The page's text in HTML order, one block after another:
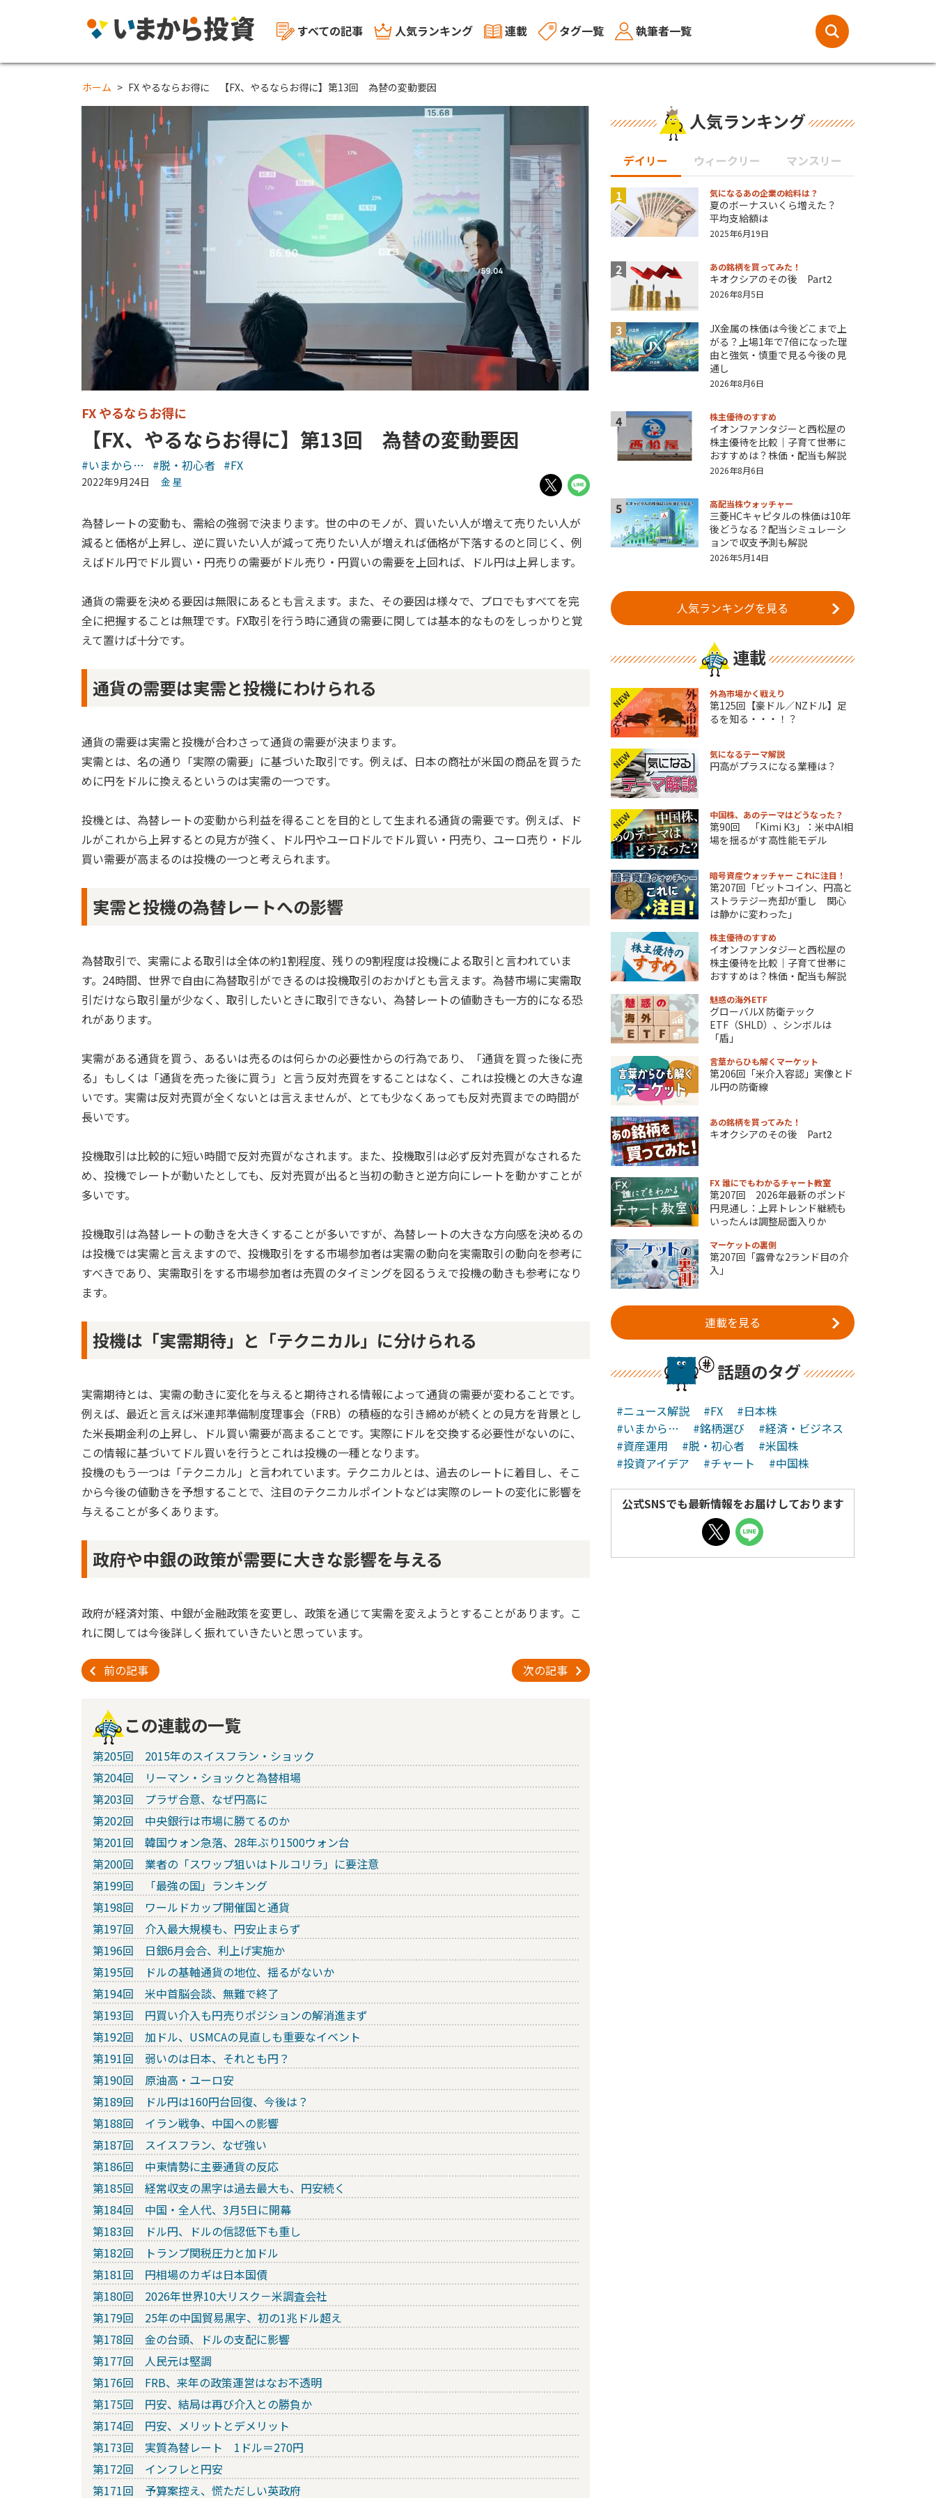
すべての記事 人気ランキング 連載 タグ一覧 執筆者一覧
ホーム FX やるならお得に 【FX、やるならお得に】第13回 為替の変動要因
FX やるならお得に
【FX、やるならお得に】第13回 為替の変動要因
#いまから… #脱・初心者 #FX
2022年9月24日 金 星
為替レートの変動も、需給の強弱で決まります。世の中のモノが、買いたい人が増えて売りたい人が
減ると価格が上昇し、逆に買いたい人が減って売りたい人が増えれば価格が下落するのと同じく、例
えばドル円でドル買い・円売りの需要がドル売り・円買いの需要を上回れば、ドル円は上昇します。
通貨の需要を決める要因は無限にあるとも言えます。また、その要因は様々で、プロでもすべてを完
全に把握することは無理です。FX取引を行う時に通貨の需要に関しては基本的なものをしっかりと覚
えて置けば十分です。
通貨の需要は実需と投機にわけられる
通貨の需要は実需と投機が合わさって通貨の需要が決まります。
実需とは、名の通り「実際の需要」に基づいた取引です。例えば、日本の商社が米国の商品を買うた
めに円をドルに換えるというのは実需の一つです。
投機とは、為替レートの変動から利益を得ることを目的として生まれる通貨の需要です。例えば、ド
ルがこれから上昇するとの見方が強く、ドル円やユーロドルでドル買い・円売り、ユーロ売り・ドル
買い需要が高まるのは投機の一つと考えられます。
実需と投機の為替レートへの影響
為替取引で、実需による取引は全体の約1割程度、残りの9割程度は投機による取引と言われていま
す。24時間、世界で自由に為替取引ができるのは投機取引のおかげとも言えます。為替市場に実需取
引だけなら取引量が少なく、取引したいときに取引できない、為替レートの値動きも一方的になる恐
れがあります。
実需がある通貨を買う、あるいは売るのは何らかの必要性からの行為であり、「通貨を買った後に売
る」もしくは「通貨を売った後に買う」と言う反対売買をすることはなく、これは投機との大きな違
いです。実需は反対売買が全くないとは言えませんが、とても少なくあっても反対売買までの時間が
長いです。
投機取引は比較的に短い時間で反対売買がなされます。また、投機取引は必ず反対売買がなされるた
め、投機でレートが動いたとしても、反対売買が出ると当初の動きと逆方向にレートを動かすことが
多いです。
投機取引は為替レートの動きを大きくすることが多いですが、為替レートの大きな方向感を決めるの
は投機では実需と言えますので、投機取引をする市場参加者は実需の動向を実需取引の動向を参考に
すべきであり、実需取引をする市場参加者は売買のタイミングを図るうえで投機の動きも参考になり
ます。
投機は「実需期待」と「テクニカル」に分けられる
実需期待とは、実需の動きに変化を与えると期待される情報によって通貨の需要が変わることです。
例えば、最近と言えば米連邦準備制度理事会（FRB）の積極的な引き締めが続くとの見方を背景とし
た米長期金利の上昇し、ドル買い需要が高まることです。実際にドルを交換する必要性がないのに、
この情報に基づいてドル買いを行うとこれは投機の一種となります。
投機のもう一つは「テクニカル」と言われています。テクニカルとは、過去のレートに着目し、そこ
から今後の値動きを予想することで、注目のテクニカルポイントなどは実際のレートの変化に影響を
与えることが多くあります。
政府や中銀の政策が需要に大きな影響を与える
政府が経済対策、中銀が金融政策を変更し、政策を通じて実需を変えようとすることがあります。こ
れに関しては今後詳しく振れていきたいと思っています。
前の記事 次の記事
この連載の一覧
第205回 2015年のスイスフラン・ショック
第204回 リーマン・ショックと為替相場
第203回 プラザ合意、なぜ円高に
第202回 中央銀行は市場に勝てるのか
第201回 韓国ウォン急落、28年ぶり1500ウォン台
第200回 業者の「スワップ狙いはトルコリラ」に要注意
第199回 「最強の国」ランキング
第198回 ワールドカップ開催国と通貨
第197回 介入最大規模も、円安止まらず
第196回 日銀6月会合、利上げ実施か
第195回 ドルの基軸通貨の地位、揺るがないか
第194回 米中首脳会談、無難で終了
第193回 円買い介入も円売りポジションの解消進まず
第192回 加ドル、USMCAの見直しも重要なイベント
第191回 弱いのは日本、それとも円？
第190回 原油高・ユーロ安
第189回 ドル円は160円台回復、今後は？
第188回 イラン戦争、中国への影響
第187回 スイスフラン、なぜ強い
第186回 中東情勢に主要通貨の反応
第185回 経常収支の黒字は過去最大も、円安続く
第184回 中国・全人代、3月5日に開幕
第183回 ドル円、ドルの信認低下も重し
第182回 トランプ関税圧力と加ドル
第181回 円相場のカギは日本国債
第180回 2026年世界10大リスク－米調査会社
第179回 25年の中国貿易黒字、初の1兆ドル超え
第178回 金の台頭、ドルの支配に影響
第177回 人民元は堅調
第176回 FRB、来年の政策運営はなお不透明
第175回 円安、結局は再び介入との勝負か
第174回 円安、メリットとデメリット
第173回 実質為替レート 1ドル＝270円
第172回 インフレと円安
第171回 予算案控え、慌ただしい英政府
人気ランキング
デイリー ウィークリー マンスリー
1 気になるあの企業の給料は？
夏のボーナスいくら増えた？
平均支給額は
2025年6月19日
2 あの銘柄を買ってみた！
キオクシアのその後 Part2
2026年8月5日
3
JX金属の株価は今後どこまで上
がる？上場1年で7倍になった理
由と強気・慎重で見る今後の見
通し
2026年8月6日
4 株主優待のすすめ
イオンファンタジーと西松屋の
株主優待を比較｜子育て世帯に
おすすめは？株価・配当も解説
2026年8月6日
5 高配当株ウォッチャー
三菱HCキャピタルの株価は10年
後どうなる？配当シミュレーシ
ョンで収支予測も解説
2026年5月14日
人気ランキングを見る
連載
NEW 外為市場かく戦えり
第125回【豪ドル／NZドル】足
るを知る・・・！？
NEW 気になるテーマ解説
円高がプラスになる業種は？
NEW 中国株、あのテーマはどうなった？
第90回 「Kimi K3」：米中AI相
場を揺るがす高性能モデル
暗号資産ウォッチャー これに注目！
第207回「ビットコイン、円高と
ストラテジー売却が重し 関心
は静かに変わった」
株主優待のすすめ
イオンファンタジーと西松屋の
株主優待を比較｜子育て世帯に
おすすめは？株価・配当も解説
魅惑の海外ETF
グローバルX 防衛テック
ETF（SHLD）、シンボルは
「盾」
言葉からひも解くマーケット
第206回「米介入容認」実像とド
ル円の防衛線
あの銘柄を買ってみた！
キオクシアのその後 Part2
FX 誰にでもわかるチャート教室
第207回 2026年最新のポンド
円見通し：上昇トレンド継続も
いったんは調整局面入りか
マーケットの裏側
第207回「露骨な2ランド目の介
入」
連載を見る
話題のタグ
#ニュース解説 #FX
#日本株
#いまから…
#銘柄選び
#経済・ビジネス
#資産運用
#脱・初心者
#米国株
#投資アイデア
#チャート #中国株
公式SNSでも最新情報をお届けしております